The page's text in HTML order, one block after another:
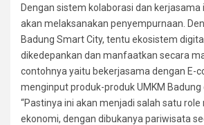
Dengan sistem kolaborasi dan kerjasama
akan melaksanakan penyempurnaan.
Badung Smart City, tentu ekosistem
dikedepankan dan manfaatkan secara
contohnya yaitu bekerjasama dengan E-
menginput produk-produk UMKM Badung
“Pastinya ini akan menjadi salah satu
ekonomi, dengan dibukanya pariwisata